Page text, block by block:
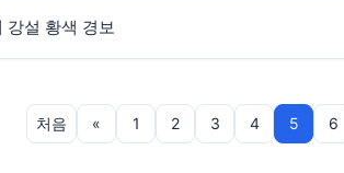
강설 황색 경보
처음 « 1 2 3 4 5 6